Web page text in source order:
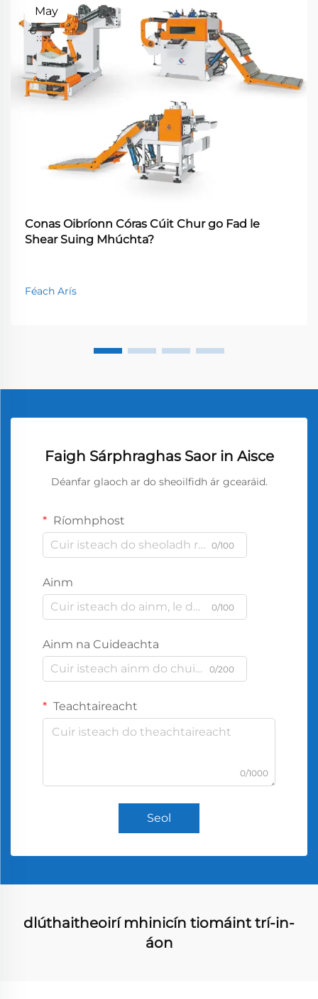
May
Conas Oibríonn Córas Cúit Chur go Fad le
Shear Suing Mhúchta?
Féach Arís
Faigh Sárphraghas Saor in Aisce
Déanfar glaoch ar do sheoilfidh ár gcearáid.
Ríomhphost
0/100
Ainm
0/100
Ainm na Cuideachta
0/200
Teachtaireacht
0/1000
Seol
dlúthaitheoirí mhinicín tiomáint trí-in-
áon